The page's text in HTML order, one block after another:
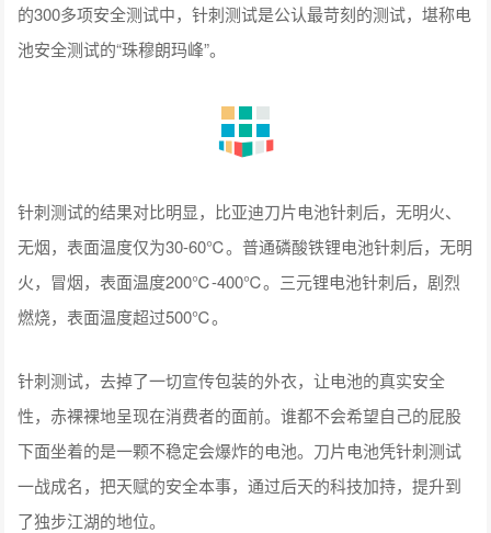
的300多项安全测试中，针刺测试是公认最苛刻的测试，堪称电
池安全测试的“珠穆朗玛峰”。
针刺测试的结果对比明显，比亚迪刀片电池针刺后，无明火、
无烟，表面温度仅为30-60℃。普通磷酸铁锂电池针刺后，无明
火，冒烟，表面温度200℃-400℃。三元锂电池针刺后，剧烈
燃烧，表面温度超过500℃。
针刺测试，去掉了一切宣传包装的外衣，让电池的真实安全
性，赤裸裸地呈现在消费者的面前。谁都不会希望自己的屁股
下面坐着的是一颗不稳定会爆炸的电池。刀片电池凭针刺测试
一战成名，把天赋的安全本事，通过后天的科技加持，提升到
了独步江湖的地位。